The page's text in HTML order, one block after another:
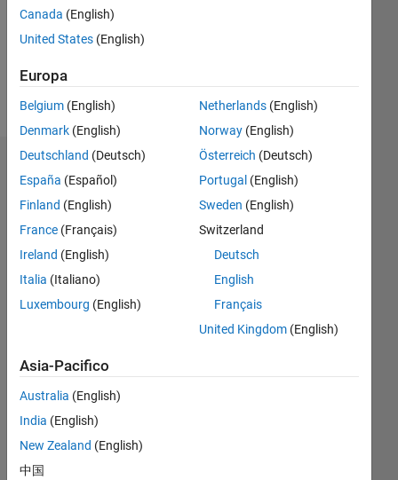
Following:
Follow
Statistica
M…
CONTRIBUTI L
-2
-1
1
2
3
L
09/19
06/20
03/21
12/21
09/22
06/23
03/24
12/24
09/25
06/26
07/20
05/21
03/22
01/23
11/23
09/24
07/25
05/26
09/20
09/21
09/23
Canada (English)
United States (English)
Europa
Belgium (English)
Denmark (English)
Deutschland (Deutsch)
España (Español)
Finland (English)
France (Français)
Ireland (English)
Italia (Italiano)
Luxembourg (English)
Netherlands(English)
Norway(English)
Österreich (Deutsch)
Portugal (English)
Sweden (English)
Switzerland
Deutsch
English
Français
United Kingdom(English)
Asia-Pacifico
Australia (English)
India (English)
New Zealand (English)
中国